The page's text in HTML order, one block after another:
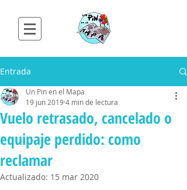
Entrada
Vuelo retrasado, cancelado o
equipaje perdido: como
reclamar
Un Pin en el Mapa
19 jun 20194 min de lectura
Actualizado: 15 mar 2020